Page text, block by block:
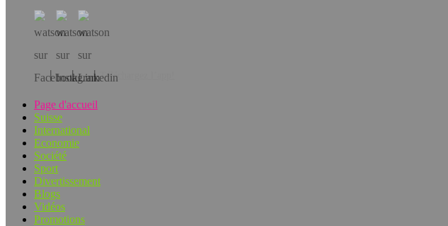
Téléchargez l’app!
Page d'accueil
Suisse
International
Economie
Société
Sport
Divertissement
Blogs
Vidéos
Promotions